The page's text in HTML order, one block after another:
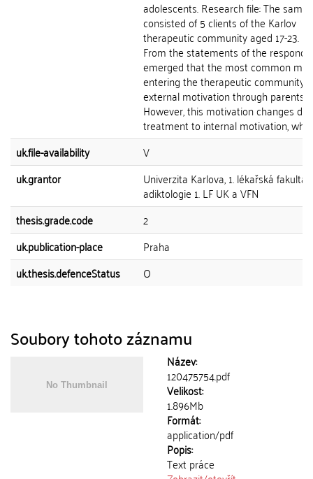
adolescents. Research file: The
consisted of 5 clients of the Karlov
therapeutic community aged 17-23.
From the statements of the
emerged that the most common
entering the therapeutic community
external motivation through parents.
However, this motivation changes
treatment to internal motivation,
uk.file-availability
V
uk.grantor
Univerzita Karlova, 1. lékařská fakulta,
adiktologie 1. LF UK a VFN
thesis.grade.code
2
uk.publication-place
Praha
uk.thesis.defenceStatus
O
Soubory tohoto záznamu
Název:
120475754.pdf
Velikost:
1.896Mb
Formát:
application/pdf
Popis:
Text práce